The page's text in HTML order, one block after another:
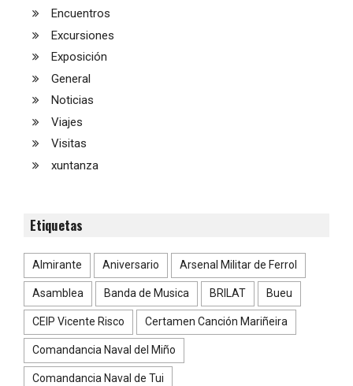
Encuentros
Excursiones
Exposición
General
Noticias
Viajes
Visitas
xuntanza
Etiquetas
Almirante Aniversario Arsenal Militar de Ferrol
Asamblea Banda de Musica BRILAT Bueu
CEIP Vicente Risco Certamen Canción Mariñeira
Comandancia Naval del Miño
Comandancia Naval de Tui